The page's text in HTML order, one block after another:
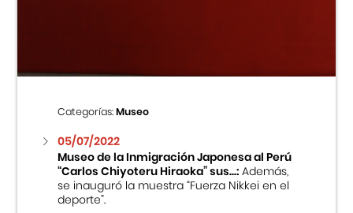
Cursos
Museo de la Inmigración Japonesa
Fondo Editorial
Teatro Peruano Japonés
Categorías:Museo
05/07/2022
Museo de la Inmigración Japonesa al Perú
“Carlos Chiyoteru Hiraoka” sus...:Además,
se inauguró la muestra “Fuerza Nikkei en el
deporte”.